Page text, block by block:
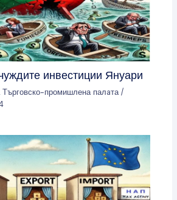
инвестиции Януари
Търговско-промишлена палaта/